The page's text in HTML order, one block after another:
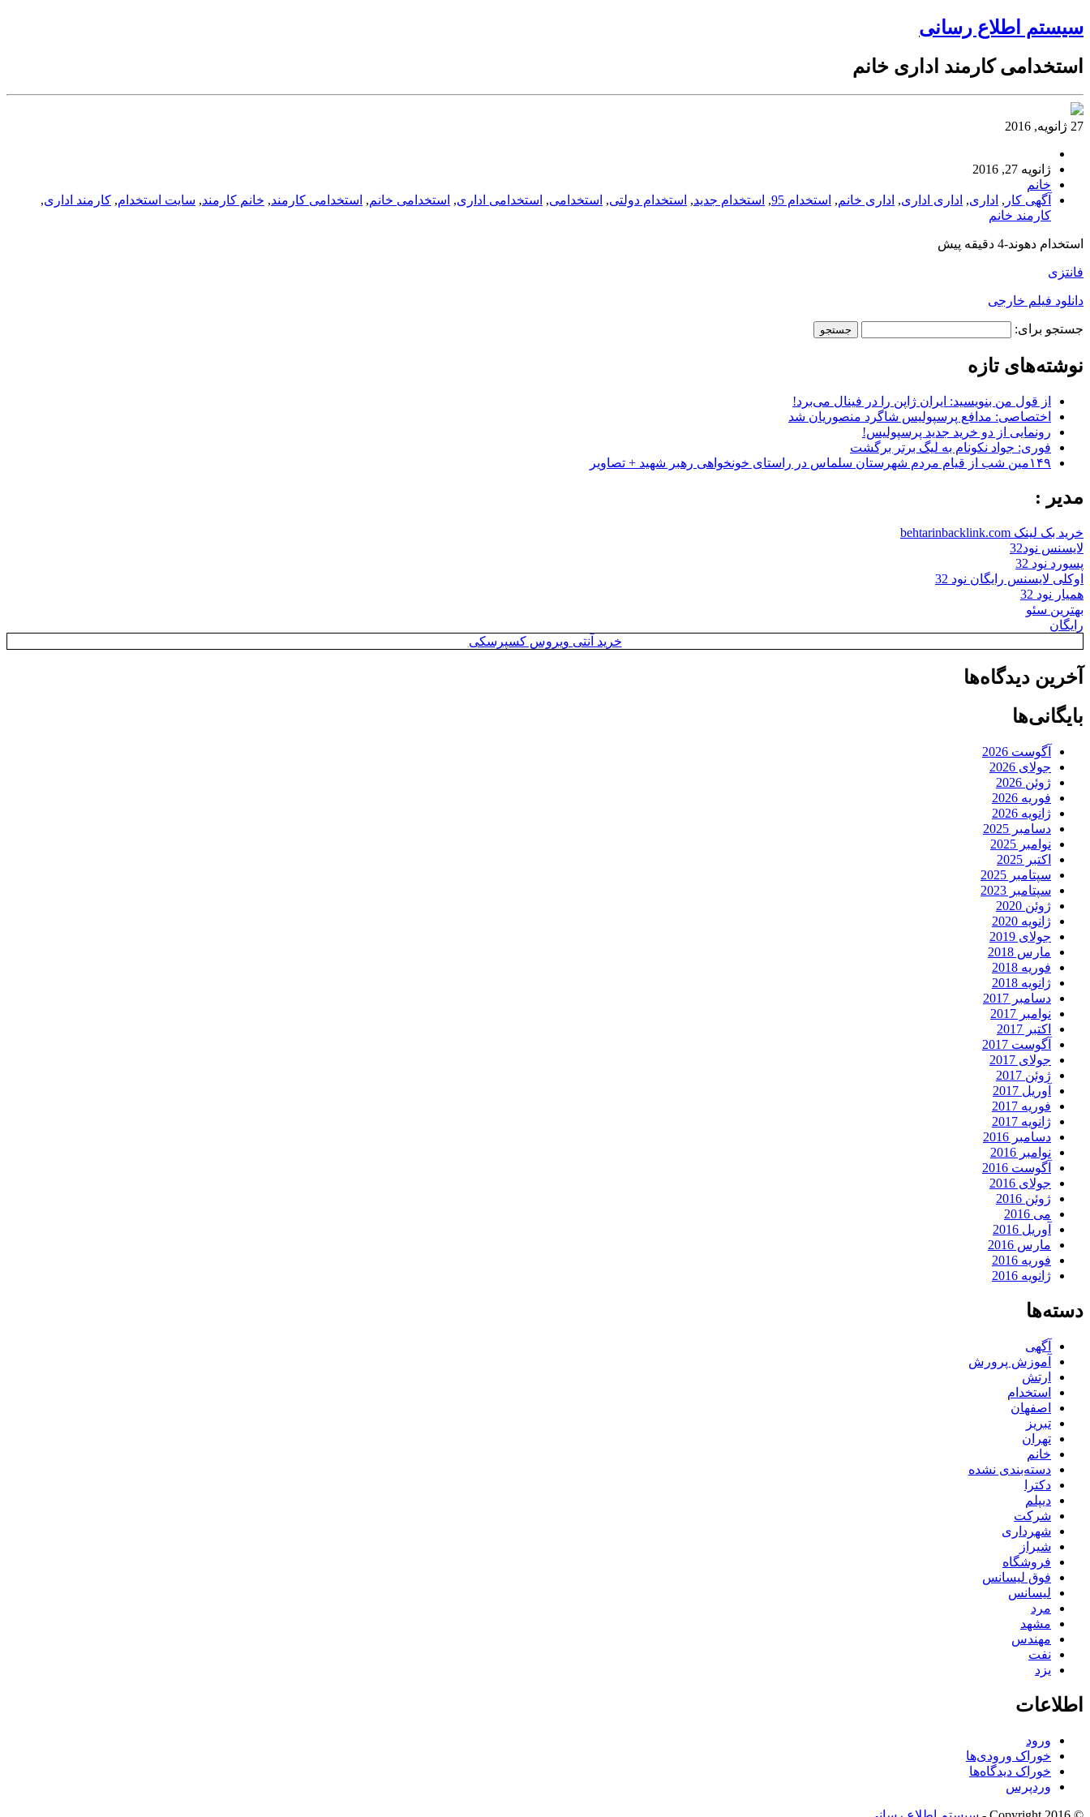
سیستم اطلاع رسانی
استخدامی کارمند اداری خانم
27 ژانویه, 2016
ژانویه 27, 2016
خانم
آگهی کار , اداری, اداری اداری, اداری خانم, استخدام 95 , استخدام جدید, استخدام دولتی, استخدامی, استخدامی اداری, استخدامی خانم, استخدامی کارمند, خانم کارمند, سایت استخدام, کارمند اداری,
کارمند خانم
استخدام دهوند-4 دقیقه پیش
فانتزی
دانلود فیلم خارجی
جستجو برای:
نوشته‌های تازه
از قول من بنویسید: ایران ژاپن را در فینال می‌برد!
اختصاصی: مدافع پرسپولیس شاگرد منصوریان شد
رونمایی از دو خرید جدید پرسپولیس!
فوری: جواد نکونام به لیگ برتر برگشت
۱۴۹مین شب از قیام مردم شهرستان سلماس در راستای خونخواهی رهبر شهید + تصاویر
مدیر :
خرید بک لینک behtarinbacklink.com
لایسنس نود32
پسورد نود 32
اوکلی لایسنس رایگان نود 32
همیار نود 32
بهترین سئو
رایگان
خرید آنتی ویروس کسپرسکی
آخرین دیدگاه‌ها
بایگانی‌ها
آگوست 2026
جولای 2026
ژوئن 2026
فوریه 2026
ژانویه 2026
دسامبر 2025
نوامبر 2025
اکتبر 2025
سپتامبر 2025
سپتامبر 2023
ژوئن 2020
ژانویه 2020
جولای 2019
مارس 2018
فوریه 2018
ژانویه 2018
دسامبر 2017
نوامبر 2017
اکتبر 2017
آگوست 2017
جولای 2017
ژوئن 2017
آوریل 2017
فوریه 2017
ژانویه 2017
دسامبر 2016
نوامبر 2016
آگوست 2016
جولای 2016
ژوئن 2016
می 2016
آوریل 2016
مارس 2016
فوریه 2016
ژانویه 2016
دسته‌ها
آگهی
آموزش پرورش
ارتش
استخدام
اصفهان
تبریز
تهران
خانم
دسته‌بندی نشده
دکترا
دیپلم
شرکت
شهرداری
شیراز
فروشگاه
فوق لیسانس
لیسانس
مرد
مشهد
مهندس
نفت
یزد
اطلاعات
ورود
خوراک ورودی‌ها
خوراک دیدگاه‌ها
وردپرس